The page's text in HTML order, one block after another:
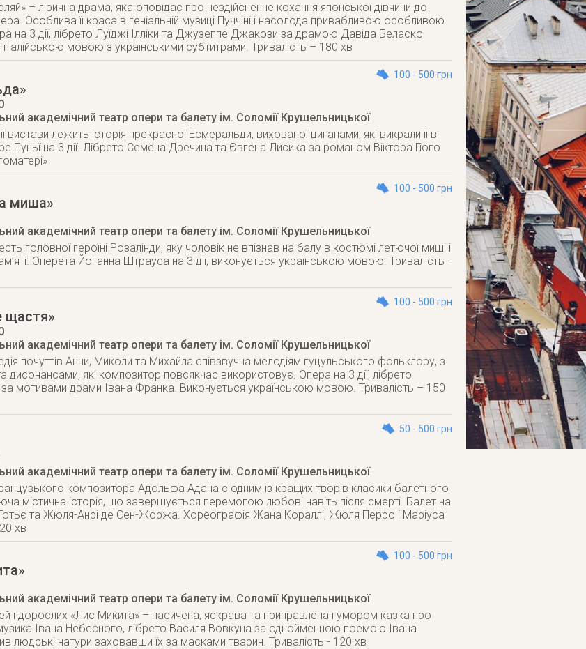
– лірична драма, яка оповідає про нездійсненне кохання японської дівчини до
Особлива її краса в геніальній музиці Пуччіні і насолода привабливою особливою
на 3 дії, лібрето Луїджі Ілліки та Джузеппе Джакози за драмою Давіда Беласко
мовою з українськими субтитрами. Тривалість – 180 хв
100 - 500 грн
академічний театр опери та балету ім. Соломії Крушельницької
вистави лежить історія прекрасної Есмеральди, вихованої циганами, які викрали її в
Пуньї на 3 дії. Лібрето Семена Дречина та Євгена Лисика за романом Віктора Гюго
100 - 500 грн
миша»
академічний театр опери та балету ім. Соломії Крушельницької
головної героїні Розалінди, яку чоловік не впізнав на балу в костюмі летючої миші і
Оперета Йоганна Штрауса на 3 дії, виконується українською мовою. Тривалість -
100 - 500 грн
щастя»
академічний театр опери та балету ім. Соломії Крушельницької
почуттів Анни, Миколи та Михайла співзвучна мелодіям гуцульського фольклору, з
дисонансами, які композитор повсякчас використовує. Опера на 3 дії, лібрето
мотивами драми Івана Франка. Виконується українською мовою. Тривалість – 150
50 - 500 грн
академічний театр опери та балету ім. Соломії Крушельницької
композитора Адольфа Адана є одним із кращих творів класики балетного
містична історія, що завершується перемогою любові навіть після смерті. Балет на
Готьє та Жюля-Анрі де Сен-Жоржа. Хореографія Жана Кораллі, Жюля Перро і Маріуса
хв
100 - 500 грн
академічний театр опери та балету ім. Соломії Крушельницької
і дорослих «Лис Микита» – насичена, яскрава та приправлена гумором казка про
музика Івана Небесного, лібрето Василя Вовкуна за однойменною поемою Івана
людські натури заховавши їх за масками тварин. Тривалість - 120 хв